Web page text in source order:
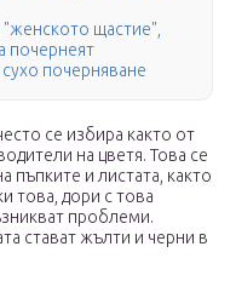
"женското щастие",
почернеят
почерняване
се избира както от
на цветя. Това се
пъпките и листата, както
това, дори с това
проблеми.
стават жълти и черни в